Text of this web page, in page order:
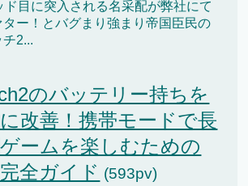
ド目に突入される名采配が弊社にて
ー！とバグまり強まり帝国臣民の
2...
のバッテリー持ちを
改善！携帯モードで長
ームを楽しむための
全ガイド (593pv)